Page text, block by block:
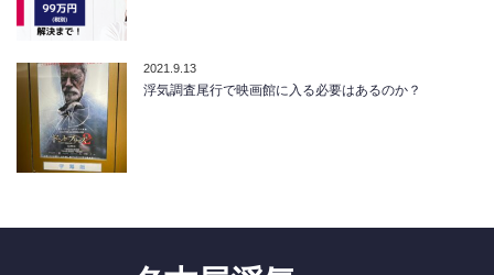
2021.9.13
浮気調査尾行で映画館に入る必要はあるのか？